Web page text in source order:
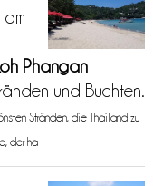
Phangan
und Buchten.
Stränden, die Thailand zu
der ha